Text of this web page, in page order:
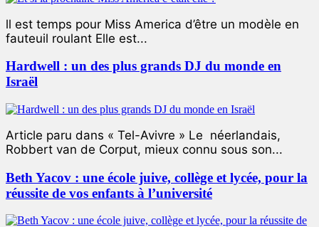
ll est temps pour Miss America d’être un modèle en
fauteuil roulant Elle est...
Hardwell : un des plus grands DJ du monde en
Israël
Article paru dans « Tel-Avivre » Le néerlandais,
Robbert van de Corput, mieux connu sous son...
Beth Yacov : une école juive, collège et lycée, pour la
réussite de vos enfants à l’université